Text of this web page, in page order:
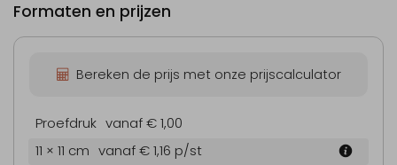
Formaten en prijzen
Bereken de prijs met onze prijscalculator
Proefdruk vanaf € 1,00
11 × 11 cm vanaf € 1,16 p/st